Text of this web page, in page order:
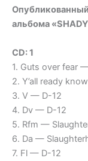
альбома
СD: 1
1. Guts over fear
2. Y’all ready
3. V — D-12
4. Dv — D-12
5. Rfm —
6. Da —
7. Fl — D-12